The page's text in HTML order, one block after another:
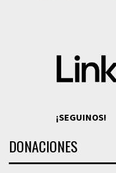
¡SEGUINOS!
DONACIONES